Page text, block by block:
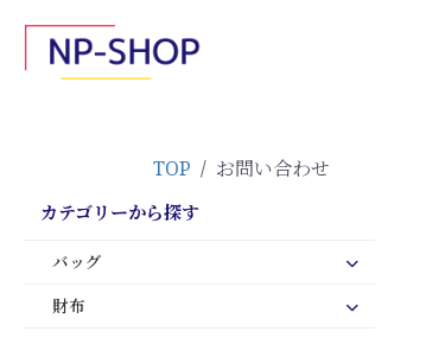
TOP / お問い合わせ
カテゴリーから探す
バッグ
財布